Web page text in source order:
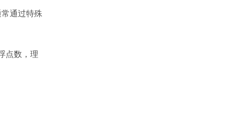
通过特殊
点数，理